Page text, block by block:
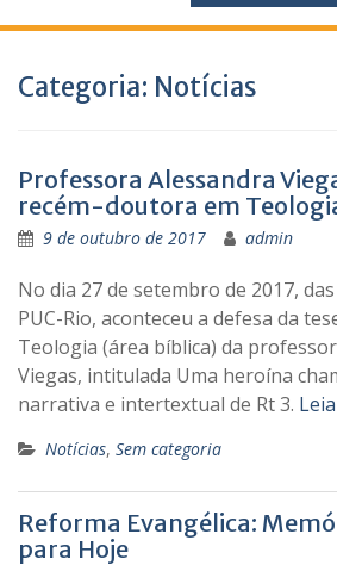
Categoria: Notícias
Professora Alessandra
recém-doutora em
9 de outubro de 2017 admin
No dia 27 de setembro de 2017,
PUC-Rio, aconteceu a defesa da
Teologia (área bíblica) da
Viegas, intitulada Uma heroína
narrativa e intertextual de Rt 3.
Notícias, Sem categoria
Reforma Evangélica:
para Hoje